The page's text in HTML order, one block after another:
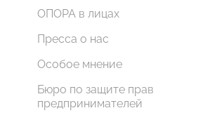
ОПОРА в лицах
Пресса о нас
Особое мнение
Бюро по защите прав
предпринимателей